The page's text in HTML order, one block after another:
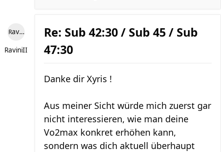
RaviniII
RaviniII
Re: Sub 42:30 / Sub 45 / Sub
47:30
Danke dir Xyris !
Aus meiner Sicht würde mich zuerst gar
nicht interessieren, wie man deine
Vo2max konkret erhöhen kann,
sondern was dich aktuell überhaupt